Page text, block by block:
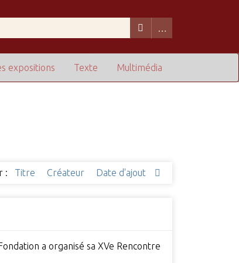
Multimédia
Texte
expositions
: Titre Créateur Date d'ajout
a organisé sa XVe Rencontre